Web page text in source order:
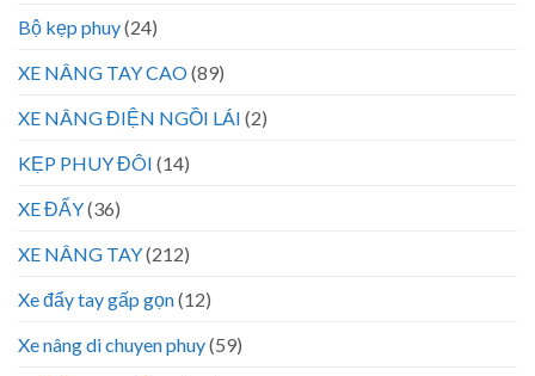
Bộ kẹp phuy(24)
XE NÂNG TAY CAO(89)
XE NÂNG ĐIỆN NGỒI LÁI (2)
KẸP PHUY ĐÔI (14)
XE ĐẨY(36)
XE NÂNG TAY(212)
Xe đẩy tay gấp gọn(12)
Xe nâng di chuyen phuy(59)